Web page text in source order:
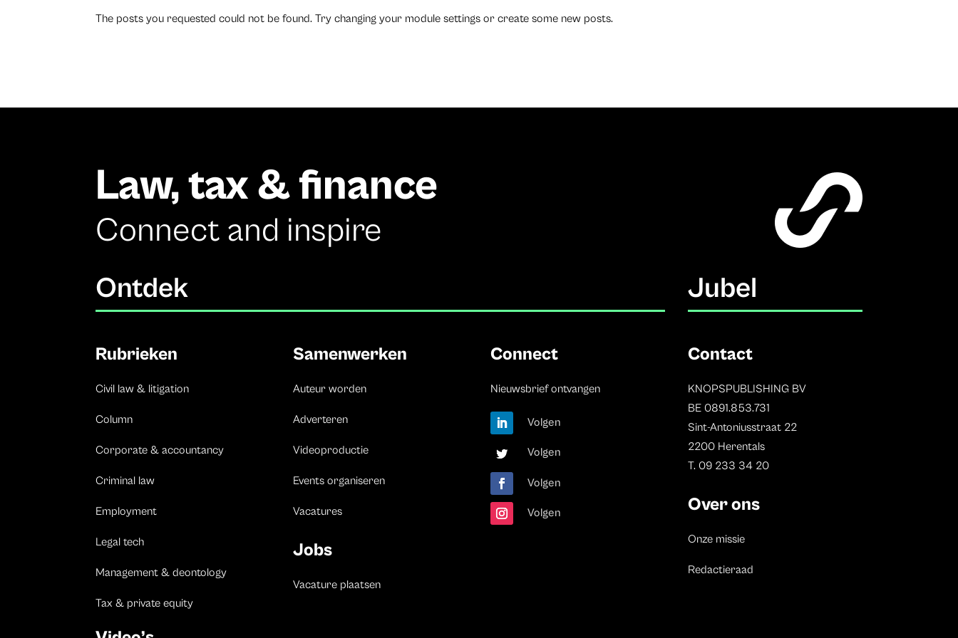
The posts you requested could not be found. Try changing your module settings or create some new posts.
Law, tax & finance
Connect and inspire
Ontdek Jubel
Rubrieken
Civil law & litigation
Column
Corporate & accountancy
Criminal law
Employment
Legal tech
Management & deontology
Tax & private equity
Samenwerken
Auteur worden
Adverteren
Videoproductie
Events organiseren
Vacatures
Jobs
Vacature plaatsen
Connect
Nieuwsbrief ontvangen
Volgen
Volgen
Volgen
Volgen
Contact
KNOPSPUBLISHING BV
BE 0891.853.731
Sint-Antoniusstraat 22
2200 Herentals
T. 09 233 34 20
Over ons
Onze missie
Redactieraad